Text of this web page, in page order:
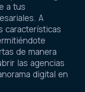
a tus
A
características
de manera
las agencias
digital en